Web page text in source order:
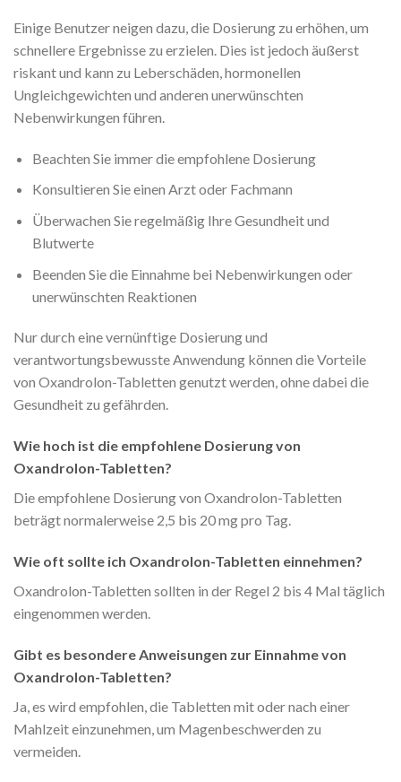
Einige Benutzer neigen dazu, die Dosierung zu erhöhen, um
schnellere Ergebnisse zu erzielen. Dies ist jedoch äußerst
riskant und kann zu Leberschäden, hormonellen
Ungleichgewichten und anderen unerwünschten
Nebenwirkungen führen.
Beachten Sie immer die empfohlene Dosierung
Konsultieren Sie einen Arzt oder Fachmann
Überwachen Sie regelmäßig Ihre Gesundheit und
Blutwerte
Beenden Sie die Einnahme bei Nebenwirkungen oder
unerwünschten Reaktionen
Nur durch eine vernünftige Dosierung und
verantwortungsbewusste Anwendung können die Vorteile
von Oxandrolon-Tabletten genutzt werden, ohne dabei die
Gesundheit zu gefährden.
Wie hoch ist die empfohlene Dosierung von
Oxandrolon-Tabletten?
Die empfohlene Dosierung von Oxandrolon-Tabletten
beträgt normalerweise 2,5 bis 20 mg pro Tag.
Wie oft sollte ich Oxandrolon-Tabletten einnehmen?
Oxandrolon-Tabletten sollten in der Regel 2 bis 4 Mal täglich
eingenommen werden.
Gibt es besondere Anweisungen zur Einnahme von
Oxandrolon-Tabletten?
Ja, es wird empfohlen, die Tabletten mit oder nach einer
Mahlzeit einzunehmen, um Magenbeschwerden zu
vermeiden.